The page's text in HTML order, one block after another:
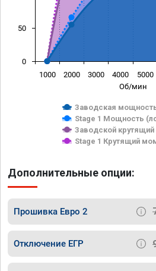
Об/мин
Заводская
Stage 1 Мощность
Заводской
Stage 1 Крутящий
1000 2000 3000 4000 5000
0
50
Дополнительные опции:
Прошивка Евро 2
Отключение ЕГР